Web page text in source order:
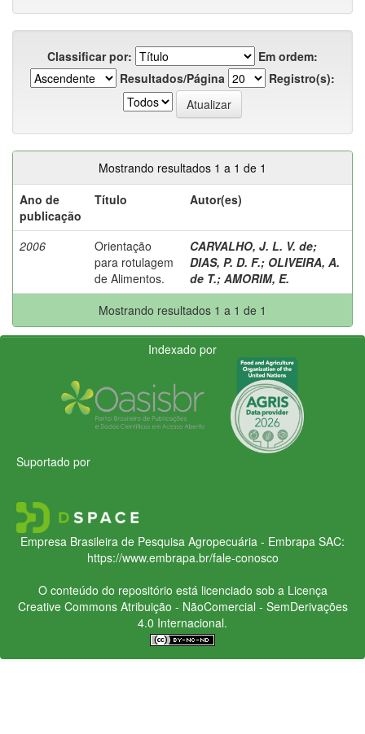
Classificar por:
Em ordem:
Resultados/Página
Registro(s):
Mostrando resultados 1 a 1 de 1
Ano de
publicação
Título Autor(es)
2006
Orientação
para rotulagem
de Alimentos.
CARVALHO, J. L. V. de;
DIAS, P. D. F.; OLIVEIRA, A.
de T.; AMORIM, E.
Mostrando resultados 1 a 1 de 1
Indexado por
Suportado por
Empresa Brasileira de Pesquisa Agropecuária - Embrapa SAC:
https://www.embrapa.br/fale-conosco
O conteúdo do repositório está licenciado sob a Licença
Creative CommonsAtribuição - NãoComercial - SemDerivações
4.0 Internacional.